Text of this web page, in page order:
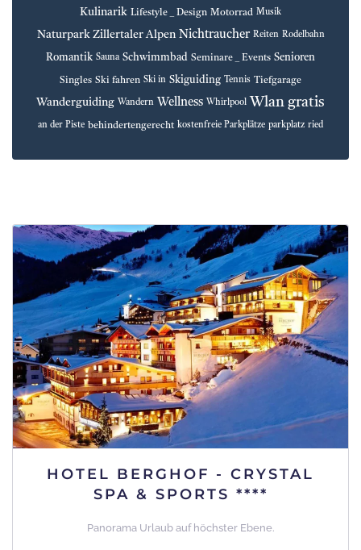
Kulinarik Lifestyle _ Design Motorrad Musik
Naturpark Zillertaler Alpen Nichtraucher Reiten Rodelbahn
Romantik Sauna Schwimmbad Seminare _ Events Senioren
Singles Ski fahren Ski in Skiguiding Tennis Tiefgarage
Wanderguiding Wandern Wellness Whirlpool Wlan gratis
an der Piste behindertengerecht kostenfreie Parkplätze parkplatz ried
HOTEL BERGHOF - CRYSTAL
SPA & SPORTS ****
Panorama Urlaub auf höchster Ebene.